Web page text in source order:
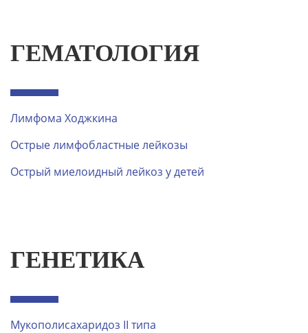
ГЕМАТОЛОГИЯ
Лимфома Ходжкина
Острые лимфобластные лейкозы
Острый миелоидный лейкоз у детей
ГЕНЕТИКА
Мукополисахаридоз II типа